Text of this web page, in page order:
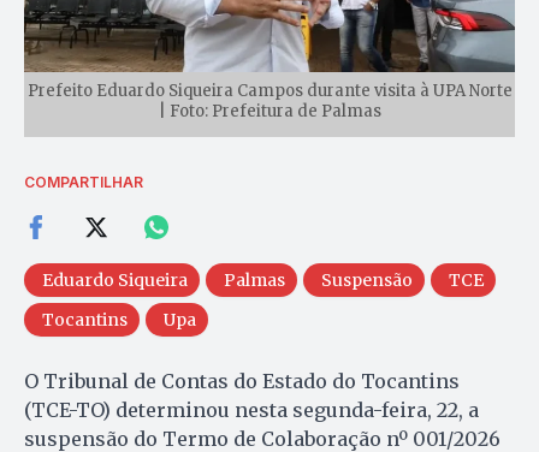
Prefeito Eduardo Siqueira Campos durante visita à UPA Norte
| Foto: Prefeitura de Palmas
COMPARTILHAR
Eduardo Siqueira Palmas Suspensão
TCE
Tocantins
Upa
O Tribunal de Contas do Estado do Tocantins
(TCE-TO) determinou nesta segunda-feira, 22, a
suspensão do Termo de Colaboração nº 001/2026